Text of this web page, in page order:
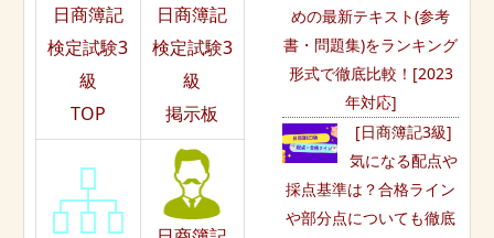
日商簿記
検定試験3
級
TOP
日商簿記
検定試験3
級
掲示板
めの最新テキスト(参考
書・問題集)をランキング
形式で徹底比較！[2023
年対応]
[日商簿記3級]
気になる配点や
採点基準は？合格ライン
や部分点についても徹底